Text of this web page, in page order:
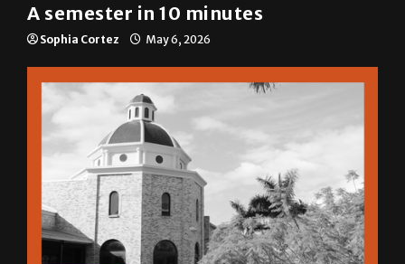
A semester in 10 minutes
Sophia Cortez May 6, 2026